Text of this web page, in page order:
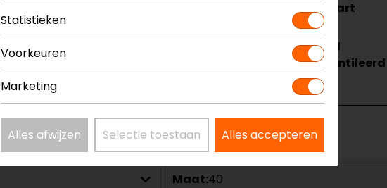
Kleur
Bruin-Zwart
Textiel
Half hoog
Niet geventileerd
Maat:40
Statistieken
Voorkeuren
Marketing
Alles afwijzen Selectie toestaan Alles accepteren